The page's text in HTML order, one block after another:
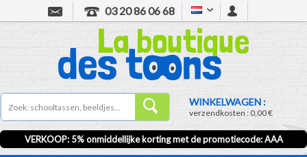
03 20 86 06 68
WINKELWAGEN :
verzendkosten :0,00 €
VERKOOP: 5% onmiddellijke korting met de promotiecode:AAA